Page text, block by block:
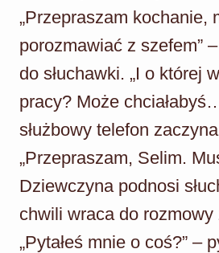
„Przepraszam kochanie,
porozmawiać z szefem”
do słuchawki. „I o której
pracy? Może
służbowy telefon
„Przepraszam, Selim.
Dziewczyna podnosi
chwili wraca do rozmowy
„Pytałeś mnie o coś?” –